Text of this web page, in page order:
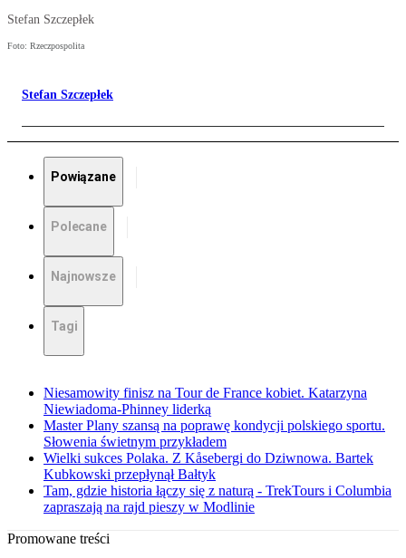
Stefan Szczepłek
Foto: Rzeczpospolita
Stefan Szczepłek
Powiązane
Polecane
Najnowsze
Tagi
Niesamowity finisz na Tour de France kobiet. Katarzyna
Niewiadoma-Phinney liderką
Master Plany szansą na poprawę kondycji polskiego sportu.
Słowenia świetnym przykładem
Wielki sukces Polaka. Z Kåsebergi do Dziwnowa. Bartek
Kubkowski przepłynął Bałtyk
Tam, gdzie historia łączy się z naturą - TrekTours i Columbia
zapraszają na rajd pieszy w Modlinie
Promowane treści